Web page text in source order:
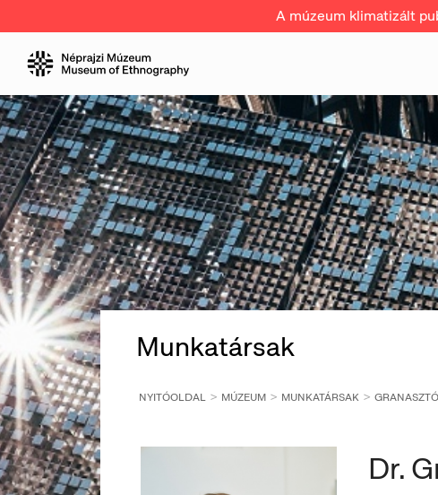
A múzeum klimatizált
Munkatársak
NYITÓOLDAL MÚZEUM MUNKATÁRSAK
Dr.